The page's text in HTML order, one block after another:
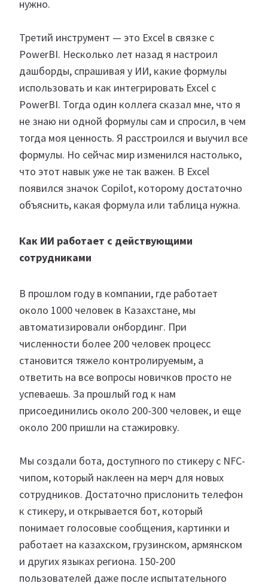
нужно.
Третий инструмент — это Excel в связке с
PowerBI. Несколько лет назад я настроил
дашборды, спрашивая у ИИ, какие формулы
использовать и как интегрировать Excel с
PowerBI. Тогда один коллега сказал мне, что я
не знаю ни одной формулы сам и спросил, в чем
тогда моя ценность. Я расстроился и выучил все
формулы. Но сейчас мир изменился настолько,
что этот навык уже не так важен. В Excel
появился значок Copilot, которому достаточно
объяснить, какая формула или таблица нужна.
Как ИИ работает с действующими
сотрудниками
В прошлом году в компании, где работает
около 1000 человек в Казахстане, мы
автоматизировали онбординг. При
численности более 200 человек процесс
становится тяжело контролируемым, а
ответить на все вопросы новичков просто не
успеваешь. За прошлый год к нам
присоединились около 200-300 человек, и еще
около 200 пришли на стажировку.
Мы создали бота, доступного по стикеру с NFC-
чипом, который наклеен на мерч для новых
сотрудников. Достаточно прислонить телефон
к стикеру, и открывается бот, который
понимает голосовые сообщения, картинки и
работает на казахском, грузинском, армянском
и других языках региона. 150-200
пользователей даже после испытательного